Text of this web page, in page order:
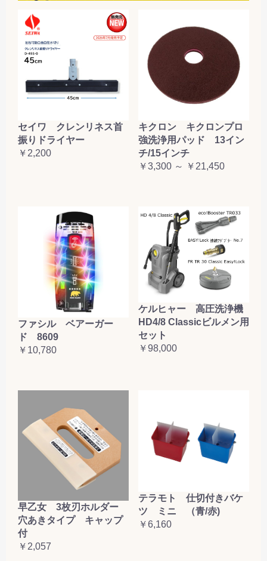
セイワ クレンリネス首
振りドライヤー
￥2,200
キクロン キクロンプロ
強洗浄用パッド 13イン
チ/15インチ
￥3,300 ～ ￥21,450
ファシル ベアーガー
ド 8609
￥10,780
ケルヒャー 高圧洗浄機
HD4/8 Classicビルメン用
セット
￥98,000
早乙女 3枚刃ホルダー
穴あきタイプ キャップ
付
￥2,057
テラモト 仕切付きバケ
ツ ミニ （青/赤)
￥6,160